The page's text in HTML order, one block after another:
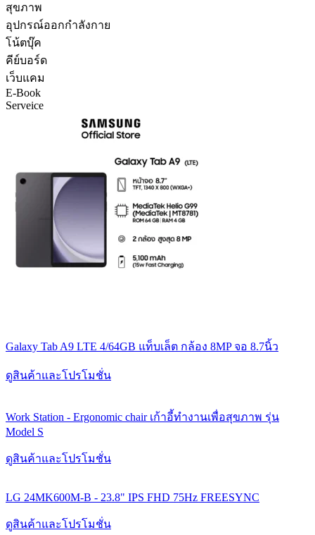
สุขภาพ
อุปกรณ์ออกกำลังกาย
โน้ตบุ๊ค
คีย์บอร์ด
เว็บแคม
E-Book
Serveice
Galaxy Tab A9 LTE 4/64GB แท็บเล็ต กล้อง 8MP จอ 8.7นิ้ว
ดูสินค้าและโปรโมชั่น